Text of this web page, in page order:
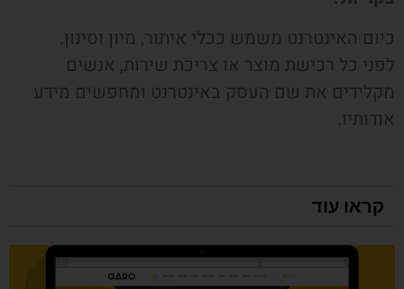
כיום האינטרנט משמש ככלי איתור, מיון וסינון.
לפני כל רכישת מוצר או צריכת שירות, אנשים
מקלידים את שם העסק באינטרנט ומחפשים מידע
אודותיו.
קראו עוד